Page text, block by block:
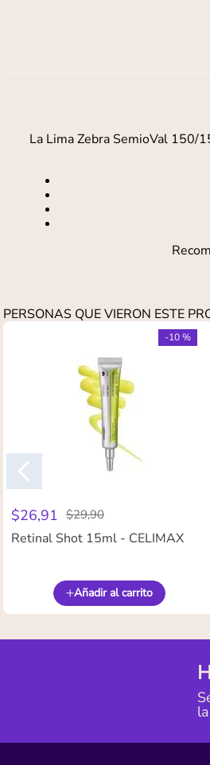
La Lima Zebra SemioVal 150/
PERSONAS QUE VIERON ESTE
-10 %
$26,91 $29,90
Retinal Shot 15ml - CELIMAX
Añadir al carrito